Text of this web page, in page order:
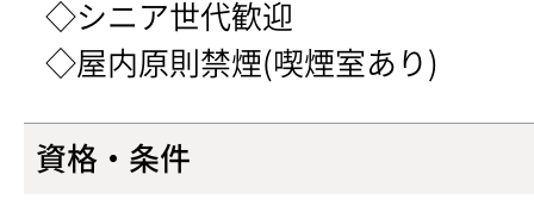
◇シニア世代歓迎
◇屋内原則禁煙(喫煙室あり)
資格・条件